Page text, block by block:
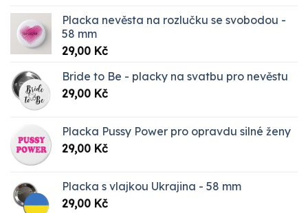
Placka nevěsta na rozlučku se svobodou -
58 mm
29,00 Kč
Bride to Be - placky na svatbu pro nevěstu
29,00 Kč
Placka Pussy Power pro opravdu silné ženy
29,00 Kč
Placka s vlajkou Ukrajina - 58 mm
29,00 Kč